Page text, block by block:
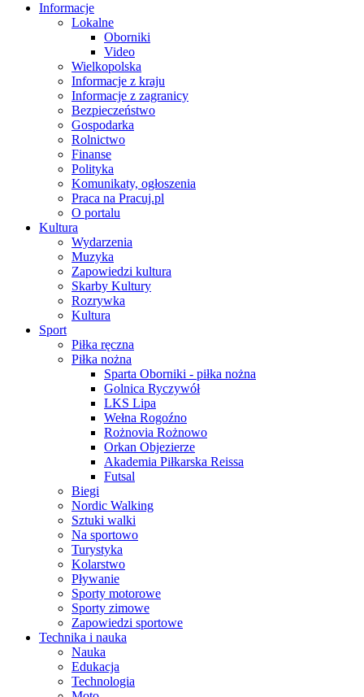
Informacje
Lokalne
Oborniki
Video
Wielkopolska
Informacje z kraju
Informacje z zagranicy
Bezpieczeństwo
Gospodarka
Rolnictwo
Finanse
Polityka
Komunikaty, ogłoszenia
Praca na Pracuj.pl
O portalu
Kultura
Wydarzenia
Muzyka
Zapowiedzi kultura
Skarby Kultury
Rozrywka
Kultura
Sport
Piłka ręczna
Piłka nożna
Sparta Oborniki - piłka nożna
Golnica Ryczywół
LKS Lipa
Wełna Rogoźno
Rożnovia Rożnowo
Orkan Objezierze
Akademia Piłkarska Reissa
Futsal
Biegi
Nordic Walking
Sztuki walki
Na sportowo
Turystyka
Kolarstwo
Pływanie
Sporty motorowe
Sporty zimowe
Zapowiedzi sportowe
Technika i nauka
Nauka
Edukacja
Technologia